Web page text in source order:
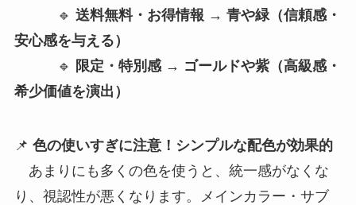
🔹 送料無料・お得情報 → 青や緑（信頼感・
安心感を与える）
🔹 限定・特別感 → ゴールドや紫（高級感・
希少価値を演出）
📌 色の使いすぎに注意！シンプルな配色が効果的
あまりにも多くの色を使うと、統一感がなくな
り、視認性が悪くなります。メインカラー・サブ